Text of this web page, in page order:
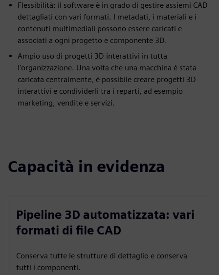
Flessibilità: il software è in grado di gestire assiemi CAD
dettagliati con vari formati. I metadati, i materiali e i
contenuti multimediali possono essere caricati e
associati a ogni progetto e componente 3D.
Ampio uso di progetti 3D interattivi in tutta
l'organizzazione. Una volta che una macchina è stata
caricata centralmente, è possibile creare progetti 3D
interattivi e condividerli tra i reparti, ad esempio
marketing, vendite e servizi.
Capacità in evidenza
Pipeline 3D automatizzata: vari
formati di file CAD
Conserva tutte le strutture di dettaglio e conserva
tutti i componenti.